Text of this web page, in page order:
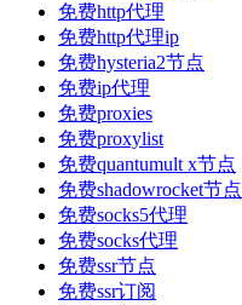
免费http代理
免费http代理ip
免费hysteria2节点
免费ip代理
免费proxies
免费proxylist
免费quantumult x节点
免费shadowrocket节点
免费socks5代理
免费socks代理
免费ssr节点
免费ssr订阅